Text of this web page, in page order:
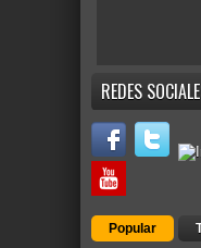
REDES
Popular